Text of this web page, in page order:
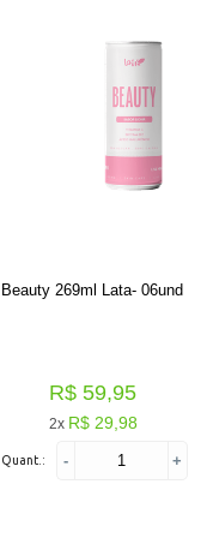
Beauty 269ml Lata- 06und
R$ 59,95
2x R$ 29,98
Quant.: - +